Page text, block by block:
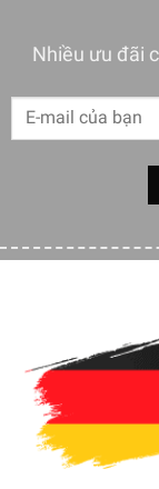
6 chế độ sấy:
cường cho 3 mức
Máy Sấy Tóc
em… Chức năng
được mạnh hơn,
Nhiều ưu đãi